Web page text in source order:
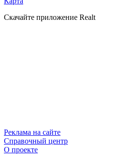
Скачайте приложение Realt
Реклама на сайте
Справочный центр
О проекте